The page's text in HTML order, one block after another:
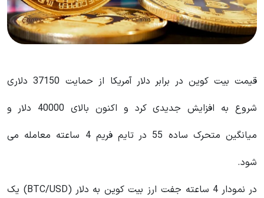
قیمت بیت کوین در برابر دلار آمریکا از حمایت 37150 دلاری
شروع به افزایش جدیدی کرد و اکنون بالای 40000 دلار و
میانگین متحرک ساده 55 در تایم فریم 4 ساعته معامله می
شود.
در نمودار 4 ساعته جفت ارز بیت کوین به دلار (BTC/USD) یک